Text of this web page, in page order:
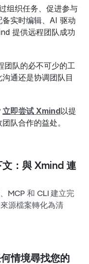
组织任务、促进参与
实时编辑、AI 驱动
提供远程团队成功
团队的必不可少的工
通还是协调团队目
立即尝试 Xmind以提
队合作的益处。
文：與 Xmind 連
MCP 和 CLI 建立完
源檔案轉化為清
情境尋找您的